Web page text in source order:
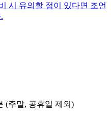
시 유의할 점이 있다면 조언
(주말, 공휴일 제외)